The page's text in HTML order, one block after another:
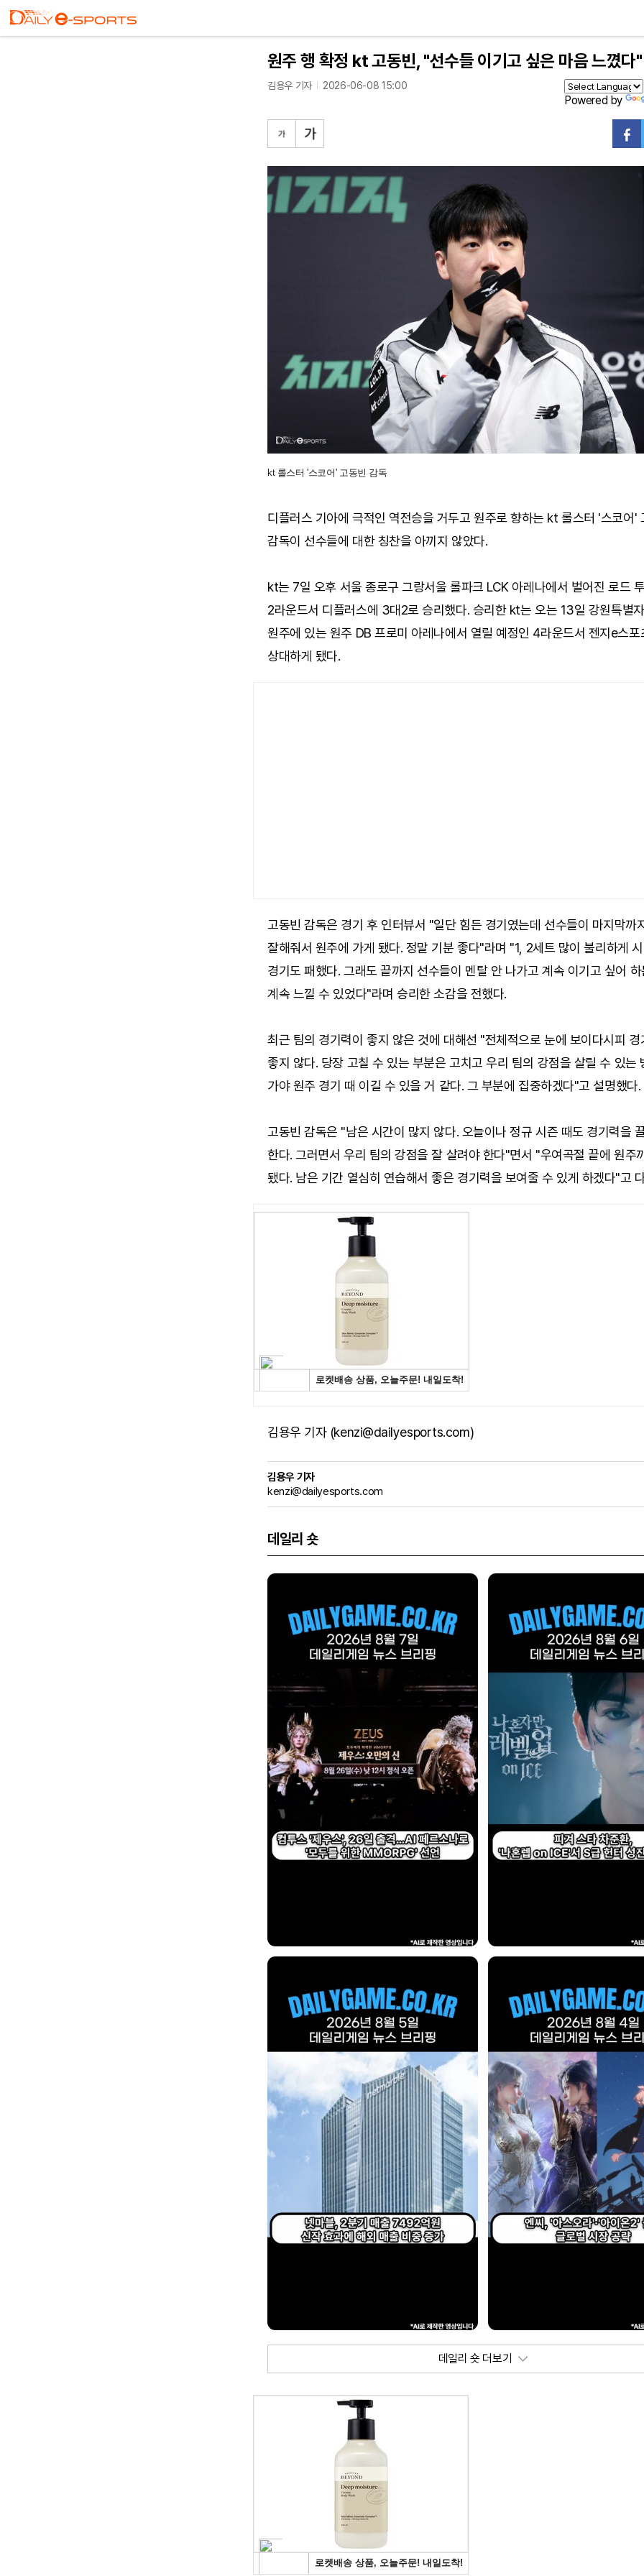
원주 행 확정 kt 고동빈, "선수들 이기고 싶은 마음 느꼈다"
김용우 기자 2026-06-08 15:00
Powered by
kt 롤스터 '스코어' 고동빈 감독
디플러스 기아에 극적인 역전승을 거두고 원주로 향하는 kt 롤스터 '스코어'
감독이 선수들에 대한 칭찬을 아끼지 않았다.
kt는 7일 오후 서울 종로구 그랑서울 롤파크 LCK 아레나에서 벌어진 로드
2라운드서 디플러스에 3대2로 승리했다. 승리한 kt는 오는 13일 강원특별
원주에 있는 원주 DB 프로미 아레나에서 열릴 예정인 4라운드서 젠지e스포
상대하게 됐다.
고동빈 감독은 경기 후 인터뷰서 "일단 힘든 경기였는데 선수들이 마지막까
잘해줘서 원주에 가게 됐다. 정말 기분 좋다"라며 "1, 2세트 많이 불리하게
경기도 패했다. 그래도 끝까지 선수들이 멘탈 안 나가고 계속 이기고 싶어
계속 느낄 수 있었다"라며 승리한 소감을 전했다.
최근 팀의 경기력이 좋지 않은 것에 대해선 "전체적으로 눈에 보이다시피 경
좋지 않다. 당장 고칠 수 있는 부분은 고치고 우리 팀의 강점을 살릴 수 있는
가야 원주 경기 때 이길 수 있을 거 같다. 그 부분에 집중하겠다"고 설명했다.
고동빈 감독은 "남은 시간이 많지 않다. 오늘이나 정규 시즌 때도 경기력을
한다. 그러면서 우리 팀의 강점을 잘 살려야 한다"면서 "우여곡절 끝에 원주
됐다. 남은 기간 열심히 연습해서 좋은 경기력을 보여줄 수 있게 하겠다"고
김용우 기자 (kenzi@dailyesports.com)
김용우 기자
kenzi@dailyesports.com
데일리 숏
데일리 숏 더보기